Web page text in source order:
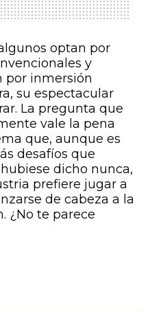
optan por
y
por inmersión
su espectacular
La pregunta que
vale la pena
que, aunque es
desafíos que
dicho nunca,
prefiere jugar a
de cabeza a la
¿No te parece